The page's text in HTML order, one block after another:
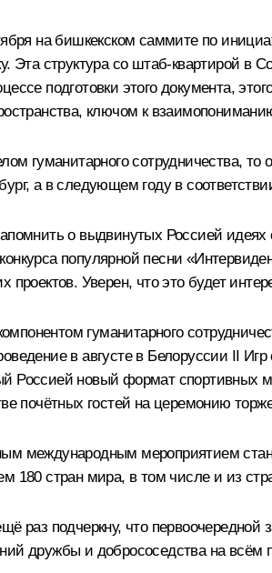
на бишкекском саммите по
Эта структура со штаб-квартирой в
подготовки этого документа,
ключом к
гуманитарного сотрудничества,
а в следующем году в
о выдвинутых Россией
популярной песни
проектов. Уверен, что это будет
гуманитарного
в августе в Белоруссии II
Россией новый формат спортивных
почётных гостей на церемонию
международным мероприятием
180 стран мира, в том числе и из
раз подчеркну, что
дружбы и добрососедства на всём